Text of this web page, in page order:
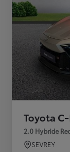
Toyota
2.0 Hybride
SEVREY